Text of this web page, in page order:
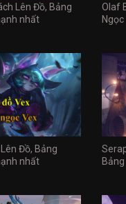
Lên Đồ, Bảng
nhất
Olaf
Đồ, Bảng
nhất